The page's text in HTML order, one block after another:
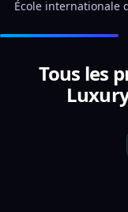
École internationale
Tous les